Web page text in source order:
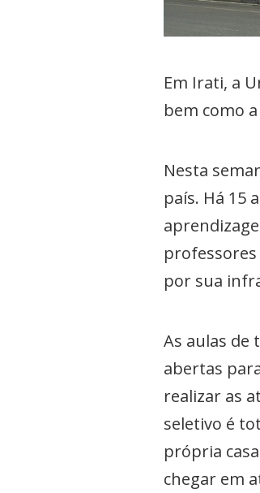
Em Irati, a
bem como
Nesta
país. Há 15
por sua
As aulas de
abertas
realizar as
seletivo é
própria
chegar em